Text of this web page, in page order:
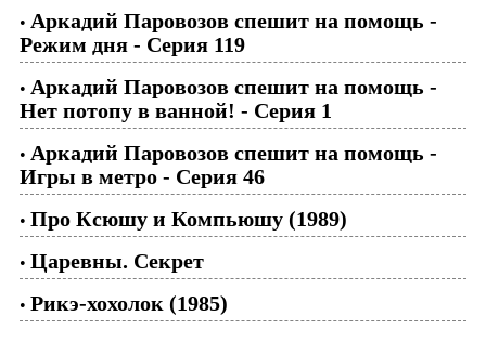
• Аркадий Паровозов спешит на помощь -
Режим дня - Серия 119
• Аркадий Паровозов спешит на помощь -
Нет потопу в ванной! - Серия 1
• Аркадий Паровозов спешит на помощь -
Игры в метро - Cерия 46
• Про Ксюшу и Компьюшу (1989)
• Царевны. Секрет
• Рикэ-хохолок (1985)